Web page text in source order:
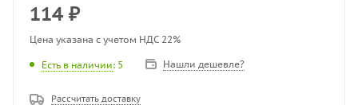
114 ₽
Цена указана с учетом НДС 22%
Есть в наличии: 5 Нашли дешевле?
Рассчитать доставку